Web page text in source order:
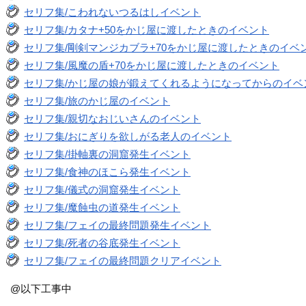
セリフ集/こわれないつるはしイベント
セリフ集/カタナ+50をかじ屋に渡したときのイベント
セリフ集/剛剣マンジカブラ+70をかじ屋に渡したときのイベ
セリフ集/風魔の盾+70をかじ屋に渡したときのイベント
セリフ集/かじ屋の娘が鍛えてくれるようになってからのイベ
セリフ集/旅のかじ屋のイベント
セリフ集/親切なおじいさんのイベント
セリフ集/おにぎりを欲しがる老人のイベント
セリフ集/掛軸裏の洞窟発生イベント
セリフ集/食神のほこら発生イベント
セリフ集/儀式の洞窟発生イベント
セリフ集/魔蝕虫の道発生イベント
セリフ集/フェイの最終問題発生イベント
セリフ集/死者の谷底発生イベント
セリフ集/フェイの最終問題クリアイベント
@以下工事中